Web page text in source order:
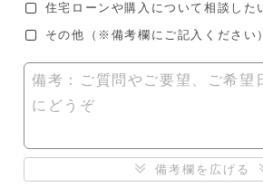
住宅ローンや購入について相談した
その他
（※備考欄にご記入ください）
備考：ご質問やご要望、ご希望
にどうぞ
備考欄を広げる